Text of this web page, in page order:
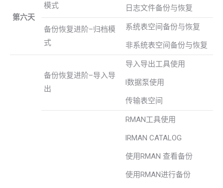
第六天
模式
日志文件备份与恢复
备份恢复进阶–归档模
式
系统表空间备份与恢复
非系统表空间备份与恢复
备份恢复进阶–导入导
出
导入导出工具使用
l数据泵使用
传输表空间
RMAN工具使用
lRMAN CATALOG
使用RMAN 查看备份
使用RMAN进行备份